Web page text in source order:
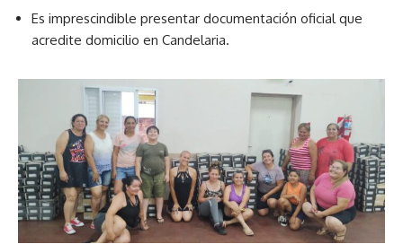
Es imprescindible presentar documentación oficial que
acredite domicilio en Candelaria.